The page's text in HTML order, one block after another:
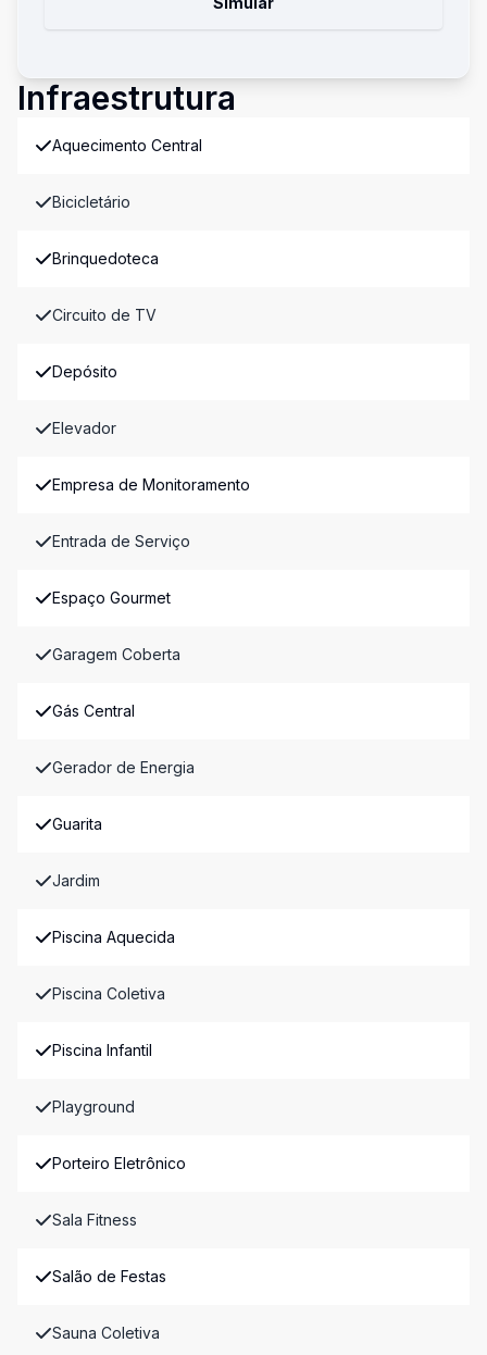
Infraestrutura
Aquecimento Central
Bicicletário
Brinquedoteca
Circuito de TV
Depósito
Elevador
Empresa de Monitoramento
Entrada de Serviço
Espaço Gourmet
Garagem Coberta
Gás Central
Gerador de Energia
Guarita
Jardim
Piscina Aquecida
Piscina Coletiva
Piscina Infantil
Playground
Porteiro Eletrônico
Sala Fitness
Salão de Festas
Sauna Coletiva